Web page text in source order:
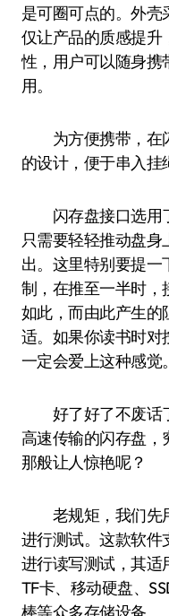
是可圈可点的。外
仅让产品的质感提升
性，用户可以随身携
用。
为方便携带，在
的设计，便于串入挂
闪存盘接口选用
只需要轻轻推动盘
出。这里特别要提一
制，在推至一半时，
如此，而由此产生的
适。如果你读书时对
一定会爱上这种感觉。
好了好了不废话
高速传输的闪存盘，
那般让人惊艳呢？
老规矩，我们先
进行测试。这款软
进行读写测试，其适
TF卡、移动硬盘、